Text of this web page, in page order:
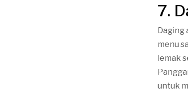
7.
Daging
menu
lemak
untuk